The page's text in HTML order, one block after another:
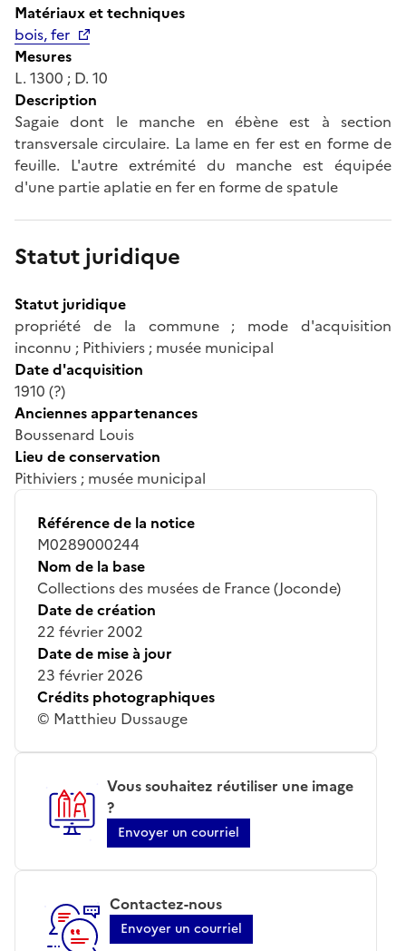
Matériaux et techniques
bois, fer
Mesures
L. 1300 ; D. 10
Description
Sagaie dont le manche en ébène est à section
transversale circulaire. La lame en fer est en forme de
feuille. L'autre extrémité du manche est équipée
d'une partie aplatie en fer en forme de spatule
Statut juridique
Statut juridique
propriété de la commune ; mode d'acquisition
inconnu ; Pithiviers ; musée municipal
Date d'acquisition
1910 (?)
Anciennes appartenances
Boussenard Louis
Lieu de conservation
Pithiviers ; musée municipal
Référence de la notice
M0289000244
Nom de la base
Collections des musées de France (Joconde)
Date de création
22 février 2002
Date de mise à jour
23 février 2026
Crédits photographiques
© Matthieu Dussauge
Vous souhaitez réutiliser une image
?
Envoyer un courriel
Contactez-nous
Envoyer un courriel